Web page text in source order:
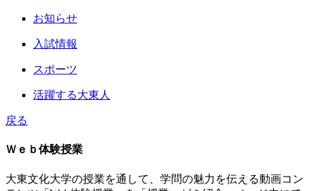
お知らせ
入試情報
スポーツ
活躍する大東人
戻る
Ｗｅｂ体験授業
大東文化大学の授業を通して、学問の魅力を伝える動画コン